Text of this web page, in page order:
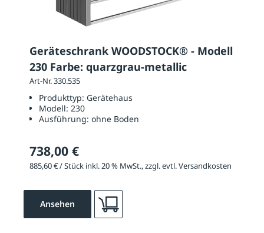
Geräteschrank WOODSTOCK® - Modell
230 Farbe: quarzgrau-metallic
Art-Nr. 330.535
Produkttyp: Gerätehaus
Modell: 230
Ausführung: ohne Boden
738,00 €
885,60 € / Stück inkl. 20 % MwSt., zzgl. evtl. Versandkosten
Ansehen